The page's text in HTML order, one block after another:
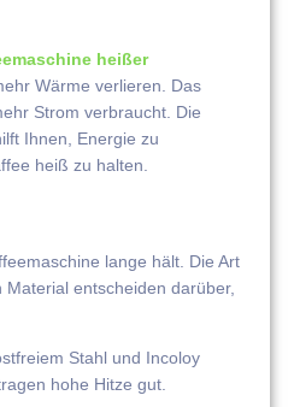
heißer
Wärme verlieren. Das
Strom verbraucht. Die
Ihnen, Energie zu
heiß zu halten.
lange hält. Die Art
entscheiden darüber,
Stahl und Incoloy
hohe Hitze gut.